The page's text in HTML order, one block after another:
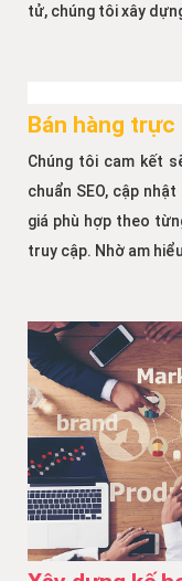
tử, chúng tôi xây
Bán hàng trực
Chúng tôi cam kết
chuẩn SEO, cập
giá phù hợp theo
truy cập. Nhờ am